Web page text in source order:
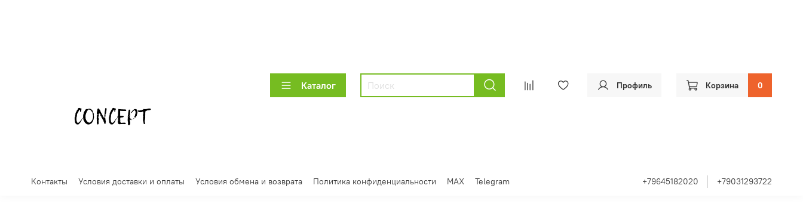
Каталог Профиль Корзина 0
Контакты Условия доставки и оплаты Условия обмена и возврата Политика конфиденциальности MAX Telegram +79645182020 +79031293722